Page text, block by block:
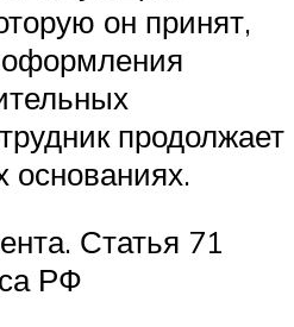
он принят,
оформления
продолжает
основаниях.
Статья 71
РФ